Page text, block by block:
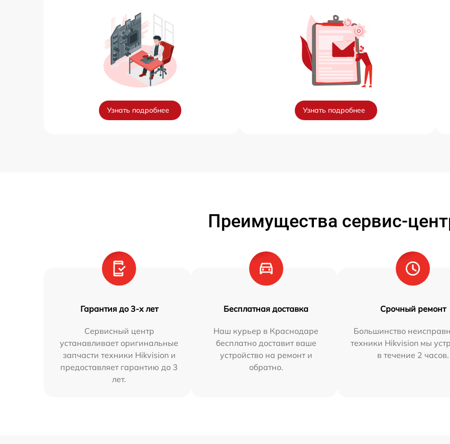
Узнать подробнее Узнать подробнее
Преимущества сервис-
Гарантия до 3-х лет
Сервисный центр
устанавливает оригинальные
запчасти техники Hikvision и
предоставляет гарантию до 3
лет.
Бесплатная доставка
Наш курьер в Краснодаре
бесплатно доставит ваше
устройство на ремонт и
обратно.
Срочный ремонт
Большинство
техники Hikvision мы
в течение 2 часов.